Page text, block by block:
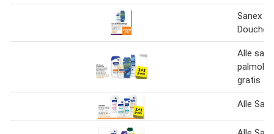
Sanex
Alle
gratis
Alle